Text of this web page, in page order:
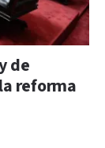
de
reforma